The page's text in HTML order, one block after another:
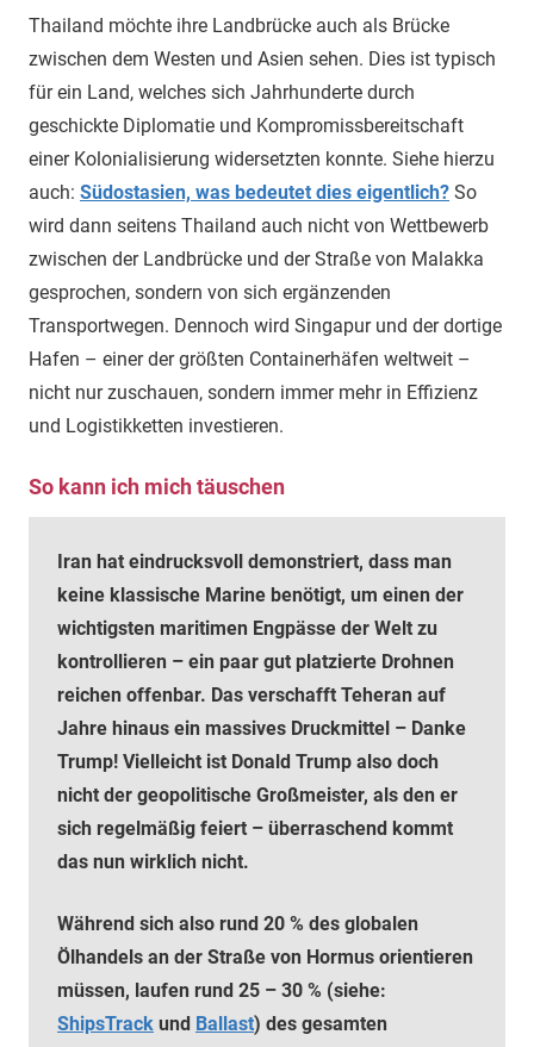
Thailand möchte ihre Landbrücke auch als Brücke
zwischen dem Westen und Asien sehen. Dies ist typisch
für ein Land, welches sich Jahrhunderte durch
geschickte Diplomatie und Kompromissbereitschaft
einer Kolonialisierung widersetzten konnte. Siehe hierzu
auch: Südostasien, was bedeutet dies eigentlich? So
wird dann seitens Thailand auch nicht von Wettbewerb
zwischen der Landbrücke und der Straße von Malakka
gesprochen, sondern von sich ergänzenden
Transportwegen. Dennoch wird Singapur und der dortige
Hafen – einer der größten Containerhäfen weltweit –
nicht nur zuschauen, sondern immer mehr in Effizienz
und Logistikketten investieren.
So kann ich mich täuschen
Iran hat eindrucksvoll demonstriert, dass man
keine klassische Marine benötigt, um einen der
wichtigsten maritimen Engpässe der Welt zu
kontrollieren – ein paar gut platzierte Drohnen
reichen offenbar. Das verschafft Teheran auf
Jahre hinaus ein massives Druckmittel – Danke
Trump! Vielleicht ist Donald Trump also doch
nicht der geopolitische Großmeister, als den er
sich regelmäßig feiert – überraschend kommt
das nun wirklich nicht.
Während sich also rund 20 % des globalen
Ölhandels an der Straße von Hormus orientieren
müssen, laufen rund 25 – 30 % (siehe:
ShipsTrack und Ballast) des gesamten